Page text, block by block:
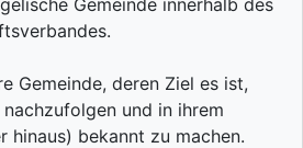
Gemeinde innerhalb des
Gemeinde, deren Ziel es ist,
und in ihrem
hinaus) bekannt zu machen.